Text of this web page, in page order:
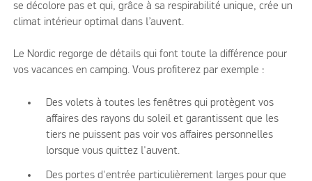
se décolore pas et qui, grâce à sa respirabilité unique, crée un
climat intérieur optimal dans l’auvent.
Le Nordic regorge de détails qui font toute la différence pour
vos vacances en camping. Vous profiterez par exemple :
Des volets à toutes les fenêtres qui protègent vos
affaires des rayons du soleil et garantissent que les
tiers ne puissent pas voir vos affaires personnelles
lorsque vous quittez l'auvent.
Des portes d'entrée particulièrement larges pour que